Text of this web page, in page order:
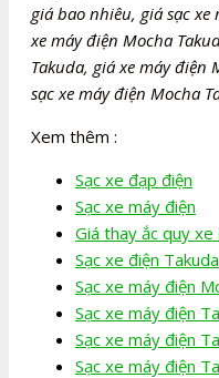
giá bao nhiêu, giá sạc
xe máy điện Mocha
Takuda, giá xe máy điện
sạc xe máy điện Mocha
Xem thêm :
Sạc xe đạp điện
Sạc xe máy điện
Giá thay ắc quy xe
Sạc xe điện Takuda
Sạc xe máy điện
Sạc xe máy điện
Sạc xe máy điện
Sạc xe máy điện